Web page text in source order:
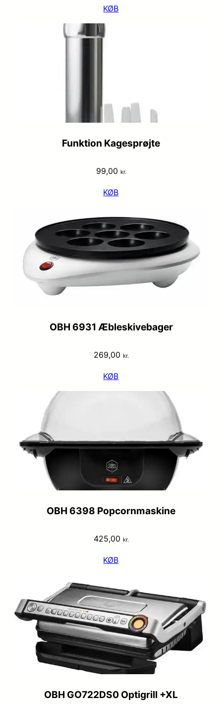
KØB
Funktion Kagesprøjte
99,00 kr.
KØB
OBH 6931 Æbleskivebager
269,00 kr.
KØB
OBH 6398 Popcornmaskine
425,00 kr.
KØB
OBH GO722DS0 Optigrill +XL